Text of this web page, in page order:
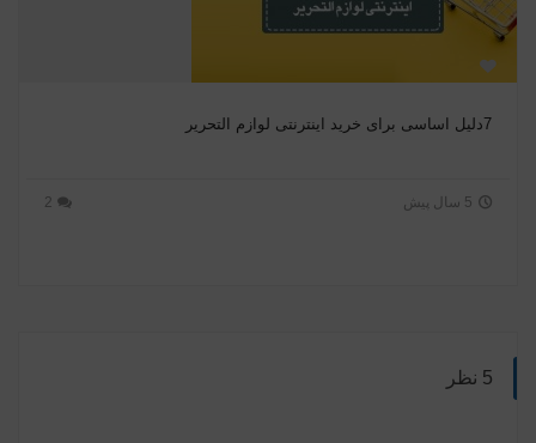
7دلیل اساسی برای خرید اینترنتی لوازم التحریر
2 5 سال پیش
5 نظر